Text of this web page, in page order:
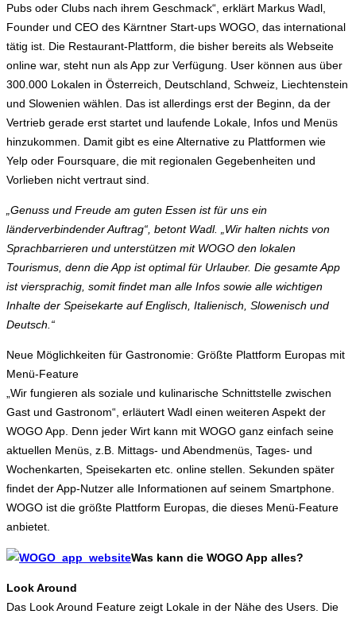
Pubs oder Clubs nach ihrem Geschmack“, erklärt Markus Wadl,
Founder und CEO des Kärntner Start-ups WOGO, das international
tätig ist. Die Restaurant-Plattform, die bisher bereits als Webseite
online war, steht nun als App zur Verfügung. User können aus über
300.000 Lokalen in Österreich, Deutschland, Schweiz, Liechtenstein
und Slowenien wählen. Das ist allerdings erst der Beginn, da der
Vertrieb gerade erst startet und laufende Lokale, Infos und Menüs
hinzukommen. Damit gibt es eine Alternative zu Plattformen wie
Yelp oder Foursquare, die mit regionalen Gegebenheiten und
Vorlieben nicht vertraut sind.
„Genuss und Freude am guten Essen ist für uns ein
länderverbindender Auftrag“, betont Wadl. „Wir halten nichts von
Sprachbarrieren und unterstützen mit WOGO den lokalen
Tourismus, denn die App ist optimal für Urlauber. Die gesamte App
ist viersprachig, somit findet man alle Infos sowie alle wichtigen
Inhalte der Speisekarte auf Englisch, Italienisch, Slowenisch und
Deutsch.“
Neue Möglichkeiten für Gastronomie: Größte Plattform Europas mit
Menü-Feature
„Wir fungieren als soziale und kulinarische Schnittstelle zwischen
Gast und Gastronom“, erläutert Wadl einen weiteren Aspekt der
WOGO App. Denn jeder Wirt kann mit WOGO ganz einfach seine
aktuellen Menüs, z.B. Mittags- und Abendmenüs, Tages- und
Wochenkarten, Speisekarten etc. online stellen. Sekunden später
findet der App-Nutzer alle Informationen auf seinem Smartphone.
WOGO ist die größte Plattform Europas, die dieses Menü-Feature
anbietet.
Was kann die WOGO App alles?
Look Around
Das Look Around Feature zeigt Lokale in der Nähe des Users. Die